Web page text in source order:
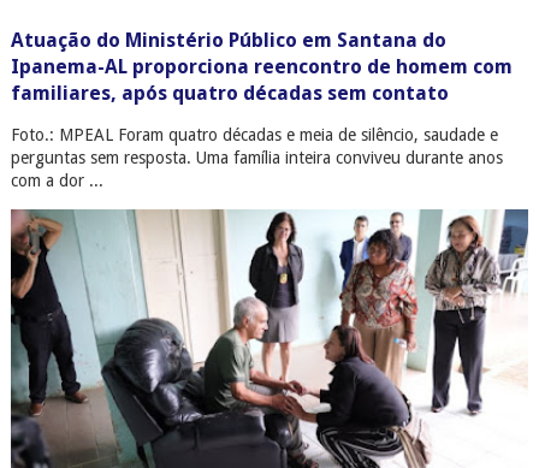
Atuação do Ministério Público em Santana do
Ipanema-AL proporciona reencontro de homem com
familiares, após quatro décadas sem contato
Foto.: MPEAL Foram quatro décadas e meia de silêncio, saudade e
perguntas sem resposta. Uma família inteira conviveu durante anos
com a dor ...